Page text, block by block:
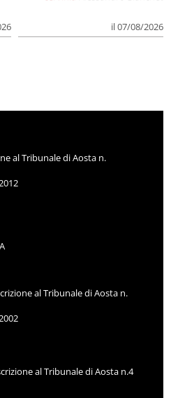
il 07/08/2026
al Tribunale di Aosta n.
al Tribunale di Aosta n.
al Tribunale di Aosta n.4